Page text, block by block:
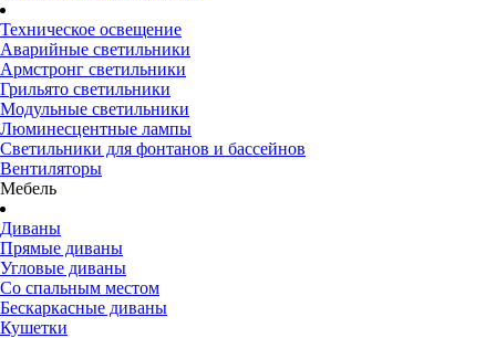
Техническое освещение
Аварийные светильники
Армстронг светильники
Грильято светильники
Модульные светильники
Люминесцентные лампы
Светильники для фонтанов и бассейнов
Вентиляторы
Мебель
Диваны
Прямые диваны
Угловые диваны
Со спальным местом
Бескаркасные диваны
Кушетки